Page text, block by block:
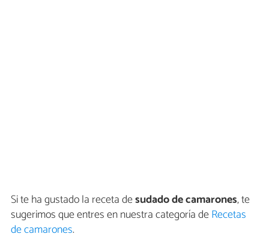
Si te ha gustado la receta desudado de camarones, te
sugerimos que entres en nuestra categoría deRecetas
de camarones.